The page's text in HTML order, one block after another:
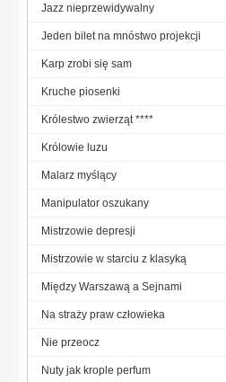
Jazz nieprzewidywalny
Jeden bilet na mnóstwo projekcji
Karp zrobi się sam
Kruche piosenki
Królestwo zwierząt ****
Królowie luzu
Malarz myślący
Manipulator oszukany
Mistrzowie depresji
Mistrzowie w starciu z klasyką
Między Warszawą a Sejnami
Na straży praw człowieka
Nie przeocz
Nuty jak krople perfum